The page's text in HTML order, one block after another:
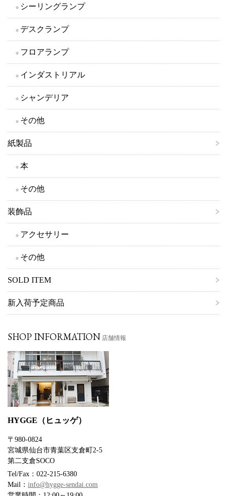
シーリングランプ
デスクランプ
フロアランプ
インダストリアル
シャンデリア
その他
紙製品
本
その他
装飾品
アクセサリー
その他
SOLD ITEM
新入荷予定商品
SHOP INFORMATION 店舗情報
HYGGE（ヒュッゲ）
〒980-0824
宮城県仙台市青葉区支倉町2-5
第二支倉SOCO
Tel/Fax：022-215-6380
Mail： info@hygge-sendai.com